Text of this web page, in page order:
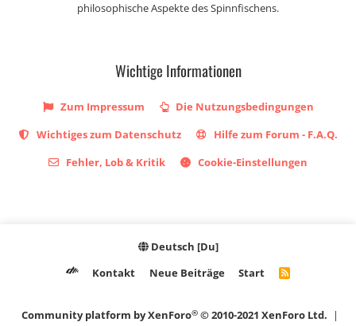
philosophische Aspekte des Spinnfischens.
Wichtige Informationen
Zum Impressum
Die Nutzungsbedingungen
Wichtiges zum Datenschutz
Hilfe zum Forum - F.A.Q.
Fehler, Lob & Kritik
Cookie-Einstellungen
Deutsch [Du]
Kontakt
Neue Beiträge Start
R
Community platform by XenForo® © 2010-2021 XenForo Ltd.
|